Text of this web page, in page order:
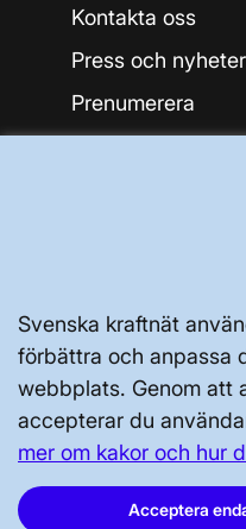
Svenska kraftnät
förbättra och anpassa
webbplats. Genom att
accepterar du
mer om kakor och hur
Acceptera
Svenska kraftnät,
Sundbyberg
Tel: 010-475 80
E-post:
Kontakta oss
Press och nyheter
Prenumerera